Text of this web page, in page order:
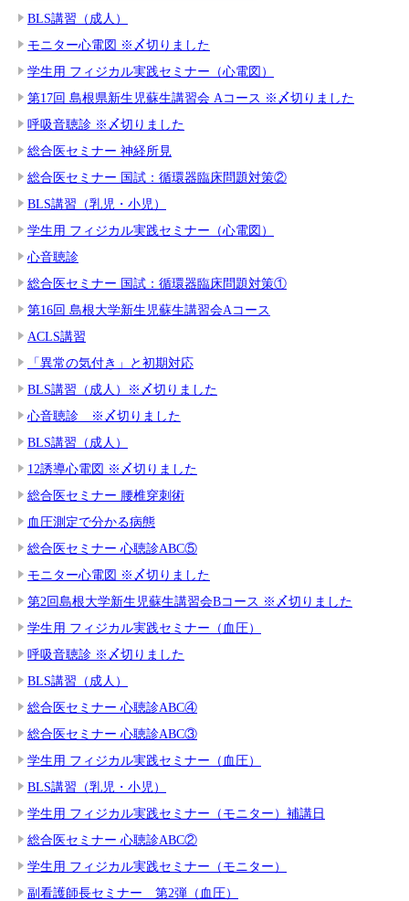
BLS講習（成人）
モニター心電図 ※〆切りました
学生用 フィジカル実践セミナー（心電図）
第17回 島根県新生児蘇生講習会 Aコース ※〆切りました
呼吸音聴診 ※〆切りました
総合医セミナー 神経所見
総合医セミナー 国試：循環器臨床問題対策②
BLS講習（乳児・小児）
学生用 フィジカル実践セミナー（心電図）
心音聴診
総合医セミナー 国試：循環器臨床問題対策①
第16回 島根大学新生児蘇生講習会Aコース
ACLS講習
「異常の気付き」と初期対応
BLS講習（成人）※〆切りました
心音聴診 ※〆切りました
BLS講習（成人）
12誘導心電図 ※〆切りました
総合医セミナー 腰椎穿刺術
血圧測定で分かる病態
総合医セミナー 心聴診ABC⑤
モニター心電図 ※〆切りました
第2回島根大学新生児蘇生講習会Bコース ※〆切りました
学生用 フィジカル実践セミナー（血圧）
呼吸音聴診 ※〆切りました
BLS講習（成人）
総合医セミナー 心聴診ABC④
総合医セミナー 心聴診ABC③
学生用 フィジカル実践セミナー（血圧）
BLS講習（乳児・小児）
学生用 フィジカル実践セミナー（モニター）補講日
総合医セミナー 心聴診ABC②
学生用 フィジカル実践セミナー（モニター）
副看護師長セミナー 第2弾（血圧）